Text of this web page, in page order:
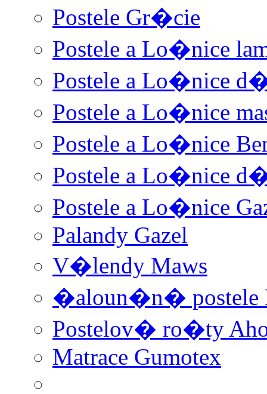
Postele Gr�cie
Postele a Lo�nice
Postele a Lo�nice
Postele a Lo�nice
Postele a Lo�nice
Postele a Lo�nice
Postele a Lo�nice
Palandy Gazel
V�lendy Maws
�aloun�n� postele
Postelov� ro�ty
Matrace Gumotex